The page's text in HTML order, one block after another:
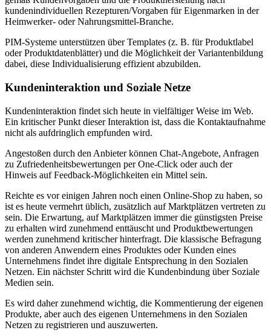
kundenindividuellen Rezepturen/Vorgaben für Eigenmarken in der
Heimwerker- oder Nahrungsmittel-Branche.
PIM-Systeme unterstützen über Templates (z. B. für Produktlabel
oder Produktdatenblätter) und die Möglichkeit der Variantenbildung
dabei, diese Individualisierung effizient abzubilden.
Kundeninteraktion und Soziale Netze
Kundeninteraktion findet sich heute in vielfältiger Weise im Web.
Ein kritischer Punkt dieser Interaktion ist, dass die Kontaktaufnahme
nicht als aufdringlich empfunden wird.
Angestoßen durch den Anbieter können Chat-Angebote, Anfragen
zu Zufriedenheitsbewertungen per One-Click oder auch der
Hinweis auf Feedback-Möglichkeiten ein Mittel sein.
Reichte es vor einigen Jahren noch einen Online-Shop zu haben, so
ist es heute vermehrt üblich, zusätzlich auf Marktplätzen vertreten zu
sein. Die Erwartung, auf Marktplätzen immer die günstigsten Preise
zu erhalten wird zunehmend enttäuscht und Produktbewertungen
werden zunehmend kritischer hinterfragt. Die klassische Befragung
von anderen Anwendern eines Produktes oder Kunden eines
Unternehmens findet ihre digitale Entsprechung in den Sozialen
Netzen. Ein nächster Schritt wird die Kundenbindung über Soziale
Medien sein.
Es wird daher zunehmend wichtig, die Kommentierung der eigenen
Produkte, aber auch des eigenen Unternehmens in den Sozialen
Netzen zu registrieren und auszuwerten.